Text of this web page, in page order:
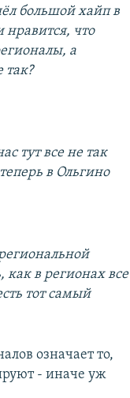
большой хайп в
нравится, что
а
так?
тут все не так
в Ольгино
в регионах все
тот самый
означает то,
- иначе уж